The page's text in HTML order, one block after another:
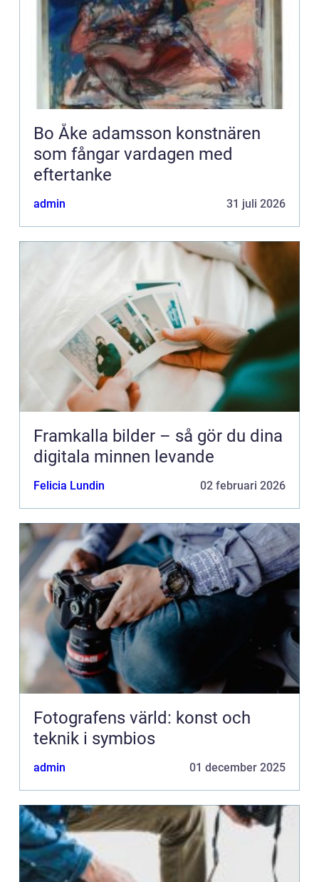
Bo Åke adamsson konstnären
som fångar vardagen med
eftertanke
admin 31 juli 2026
Framkalla bilder – så gör du dina
digitala minnen levande
Felicia Lundin 02 februari 2026
Fotografens värld: konst och
teknik i symbios
admin 01 december 2025